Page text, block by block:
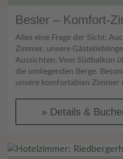
Besler – Komfort-
Alles eine Frage der Sicht.
Zimmer, unsere
Aussichten. Vom Südbalkon
die umliegenden Berge.
unsere komfortablen Zimmer
Details &